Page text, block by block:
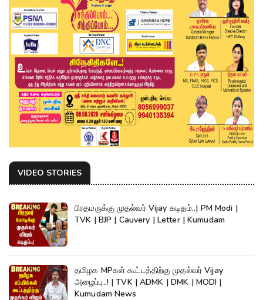
VIDEO STORIES
பிரதமருக்கு முதல்வர் Vijay கடிதம்..| PM Modi |
TVK | BJP | Cauvery | Letter | Kumudam
தமிழக MPகள் கூட்டத்திற்கு முதல்வர் Vijay
அழைப்பு..! | TVK | ADMK | DMK | MODI |
Kumudam News